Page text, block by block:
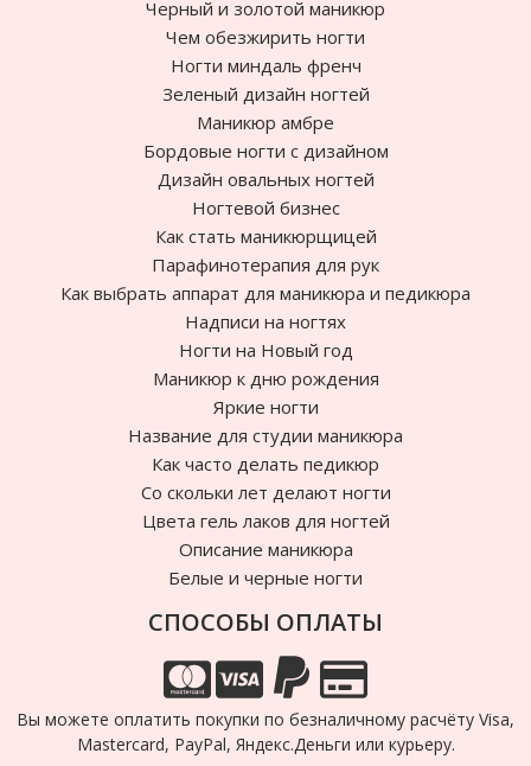
Черный и золотой маникюр
Чем обезжирить ногти
Ногти миндаль френч
Зеленый дизайн ногтей
Маникюр амбре
Бордовые ногти с дизайном
Дизайн овальных ногтей
Ногтевой бизнес
Как стать маникюрщицей
Парафинотерапия для рук
Как выбрать аппарат для маникюра и педикюра
Надписи на ногтях
Ногти на Новый год
Маникюр к дню рождения
Яркие ногти
Название для студии маникюра
Как часто делать педикюр
Cо скольки лет делают ногти
Цвета гель лаков для ногтей
Описание маникюра
Белые и черные ногти
СПОСОБЫ ОПЛАТЫ
Вы можете оплатить покупки по безналичному расчёту Visa,
Mastercard, PayPal, Яндекс.Деньги или курьеру.